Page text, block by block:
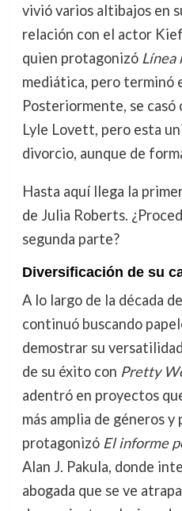
vivió varios altibajos en
relación con el actor
quien protagonizó Línea
mediática, pero terminó
Posteriormente, se
Lyle Lovett, pero esta
divorcio, aunque de
Hasta aquí llega la
de Julia Roberts.
segunda parte?
Diversificación de su
A lo largo de la década
continuó buscando
demostrar su
de su éxito con Pretty
adentró en proyectos
más amplia de géneros
protagonizó El informe
Alan J. Pakula, donde
abogada que se ve